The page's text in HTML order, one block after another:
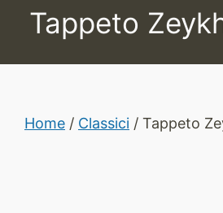
Tappeto
Home / Classici / Tappeto